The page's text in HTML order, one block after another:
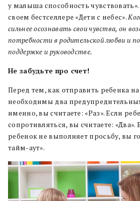
у малыша способность
своем бестселлере «Дети с небес».
сильнее осознавать свои чувства, он
потребности в родительской любви и
поддержке и руководстве.
Не забудьте про счет!
Перед тем, как отправить ребенка
необходимы два
именно, вы считаете: «Раз». Если
сопротивляться, вы считаете: «Два».
ребенок не выполняет просьбу, вы
тайм-аут».